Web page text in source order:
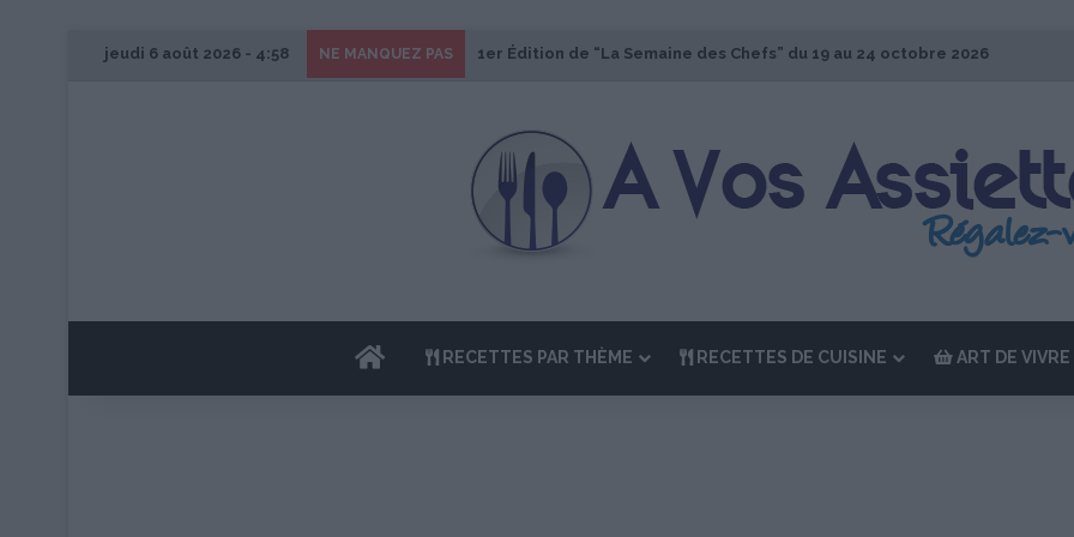
jeudi 6 août 2026 - 4:58 NE MANQUEZ PAS 1er Édition de “La Semaine des Chefs” du 19 au 24 octobre 2026
ACCUEILRECETTES PAR THÈME RECETTES DE CUISINE ART DE VIVRE